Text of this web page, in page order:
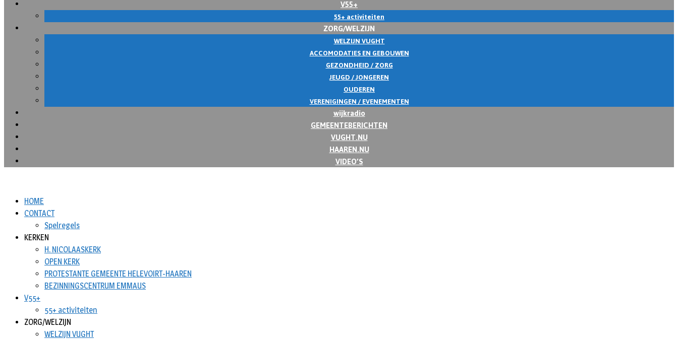
V55+
55+ activiteiten
ZORG/WELZIJN
WELZIJN VUGHT
ACCOMODATIES EN GEBOUWEN
GEZONDHEID / ZORG
JEUGD / JONGEREN
OUDEREN
VERENIGINGEN / EVENEMENTEN
wijkradio
GEMEENTEBERICHTEN
VUGHT.NU
HAAREN.NU
VIDEO’S
HOME
CONTACT
Spelregels
KERKEN
H. NICOLAASKERK
OPEN KERK
PROTESTANTE GEMEENTE HELEVOIRT-HAAREN
BEZINNINGSCENTRUM EMMAUS
V55+
55+ activiteiten
ZORG/WELZIJN
WELZIJN VUGHT